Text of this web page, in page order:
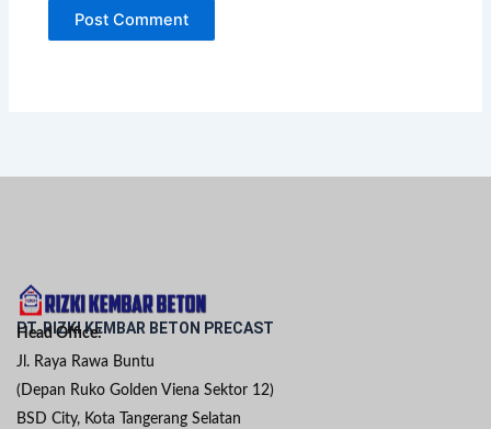
PT. RIZKI KEMBAR BETON PRECAST
Head Office:
Jl. Raya Rawa Buntu
(Depan Ruko Golden Viena Sektor 12)
BSD City, Kota Tangerang Selatan